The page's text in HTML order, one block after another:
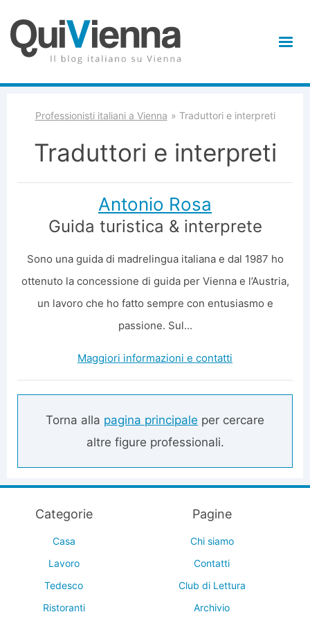
Professionisti italiani a Vienna Traduttori e interpreti
Traduttori e interpreti
Antonio Rosa
Guida turistica & interprete
Sono una guida di madrelingua italiana e dal 1987 ho
ottenuto la concessione di guida per Vienna e l’Austria,
un lavoro che ho fatto sempre con entusiasmo e
passione. Sul...
Maggiori informazioni e contatti
Torna alla pagina principale per cercare
altre figure professionali.
Categorie
Casa
Lavoro
Tedesco
Ristoranti
Pagine
Chi siamo
Contatti
Club di Lettura
Archivio